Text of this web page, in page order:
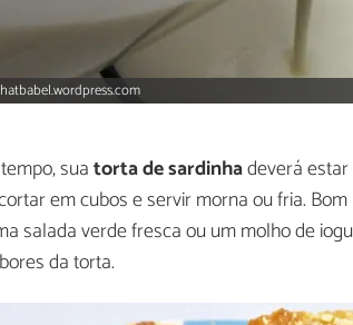
suatorta de sardinhadeverá
em cubos e servir morna ou fria.
salada verde fresca ou um molho de
da torta.